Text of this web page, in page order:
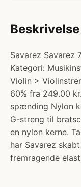
Beskrivelse
Savarez Savarez
Kategori:
Violin >
60% fra 249.00
spænding Nylon
G-streng til
en nylon kerne.
har Savarez
fremragende